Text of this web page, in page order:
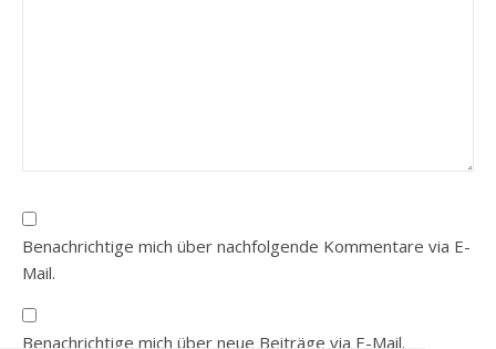
Benachrichtige mich über nachfolgende Kommentare via E-
Mail.
Benachrichtige mich über neue Beiträge via E-Mail.